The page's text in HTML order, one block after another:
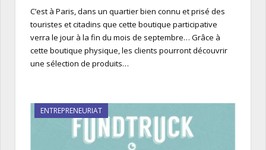
C’est à Paris, dans un quartier bien connu et prisé des
touristes et citadins que cette boutique participative
verra le jour à la fin du mois de septembre… Grâce à
cette boutique physique, les clients pourront découvrir
une sélection de produits…
ENTREPRENEURIAT